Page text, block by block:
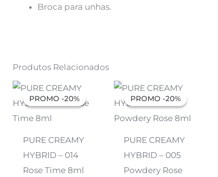
Broca para unhas.
Produtos Relacionados
PROMO -20%
PROMO -20%
PURE CREAMY
HYBRID – 014
Rose Time 8ml
O
preço
original
7,07 €.
O
preço
atual
é:
5,66 €.
PROMO -20%
PROMO -20%
PURE CREAMY
HYBRID – 005
Powdery Rose
O
preço
original
7,07 €.
O
preço
atual
5,66 €.